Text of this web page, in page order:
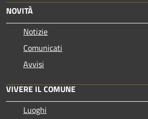
NOVITÀ
Notizie
Comunicati
Avvisi
VIVERE IL COMUNE
Luoghi